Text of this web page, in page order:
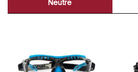
Neutre